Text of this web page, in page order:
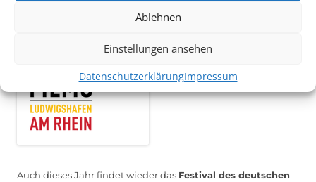
Ablehnen
Einstellungen ansehen
DatenschutzerklärungImpressum
Auch dieses Jahr findet wieder das Festival des deutschen